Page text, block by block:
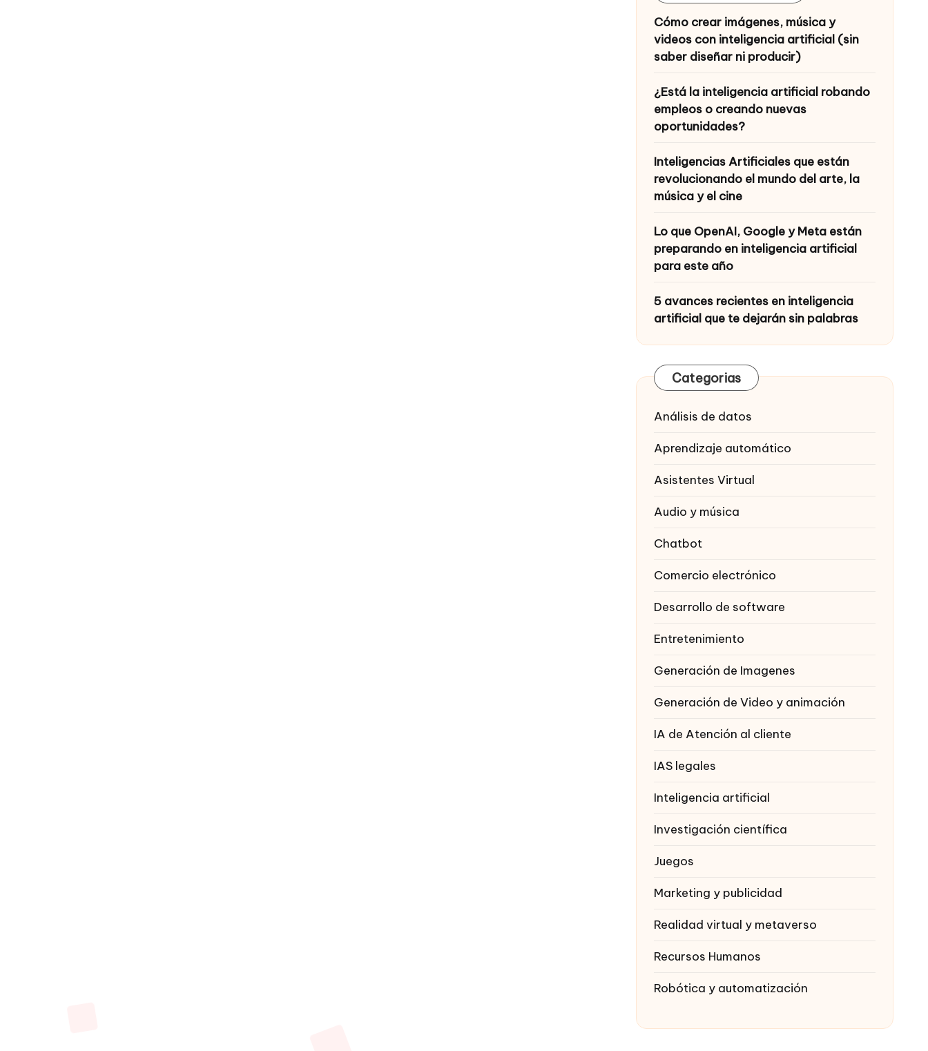
Cómo crear imágenes, música y
videos con inteligencia artificial (sin
saber diseñar ni producir)
¿Está la inteligencia artificial robando
empleos o creando nuevas
oportunidades?
Inteligencias Artificiales que están
revolucionando el mundo del arte, la
música y el cine
Lo que OpenAI, Google y Meta están
preparando en inteligencia artificial
para este año
5 avances recientes en inteligencia
artificial que te dejarán sin palabras
Categorias
Análisis de datos
Aprendizaje automático
Asistentes Virtual
Audio y música
Chatbot
Comercio electrónico
Desarrollo de software
Entretenimiento
Generación de Imagenes
Generación de Video y animación
IA de Atención al cliente
IAS legales
Inteligencia artificial
Investigación científica
Juegos
Marketing y publicidad
Realidad virtual y metaverso
Recursos Humanos
Robótica y automatización